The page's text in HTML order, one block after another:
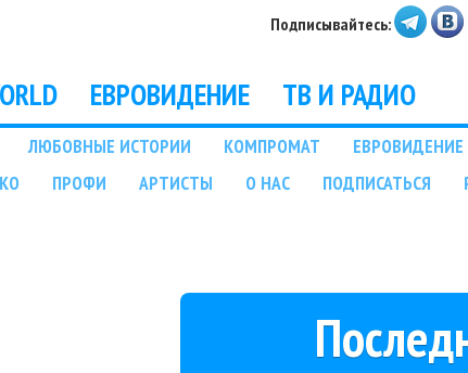
Подписывайтесь:
ЕВРОВИДЕНИЕ ТВ И РАДИО
ЛЮБОВНЫЕ ИСТОРИИ КОМПРОМАТ ЕВРОВИДЕНИЕ
ПРОФИ АРТИСТЫ О НАС ПОДПИСАТЬСЯ